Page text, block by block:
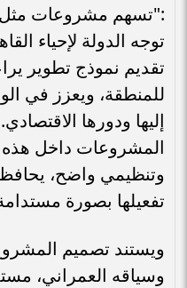
:"تسهم مشروعات مثل
توجه الدولة لإحياء
تقديم نموذج تطوير
للمنطقة، ويعزز في
إليها ودورها
المشروعات داخل
وتنظيمي واضح،
تفعيلها بصورة
ويستند تصميم
وسياقه العمراني،